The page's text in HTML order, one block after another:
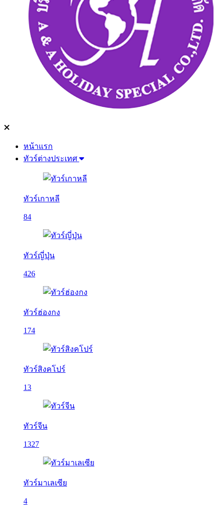
หน้าแรก
ทัวร์ต่างประเทศ
ทัวร์เกาหลี
84
ทัวร์ญี่ปุ่น
426
ทัวร์ฮ่องกง
174
ทัวร์สิงคโปร์
13
ทัวร์จีน
1327
ทัวร์มาเลเซีย
4